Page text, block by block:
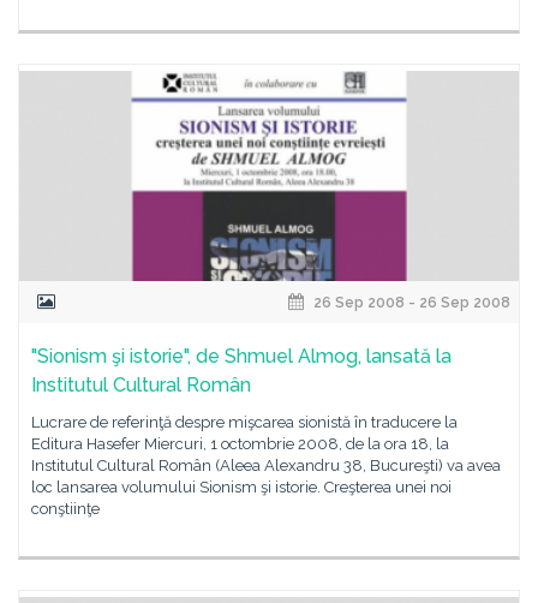
26 Sep 2008 - 26 Sep 2008
"Sionism şi istorie", de Shmuel Almog, lansată la
Institutul Cultural Român
Lucrare de referinţă despre mişcarea sionistă în traducere la
Editura Hasefer Miercuri, 1 octombrie 2008, de la ora 18, la
Institutul Cultural Român (Aleea Alexandru 38, Bucureşti) va avea
loc lansarea volumului Sionism şi istorie. Creşterea unei noi
conştiinţe